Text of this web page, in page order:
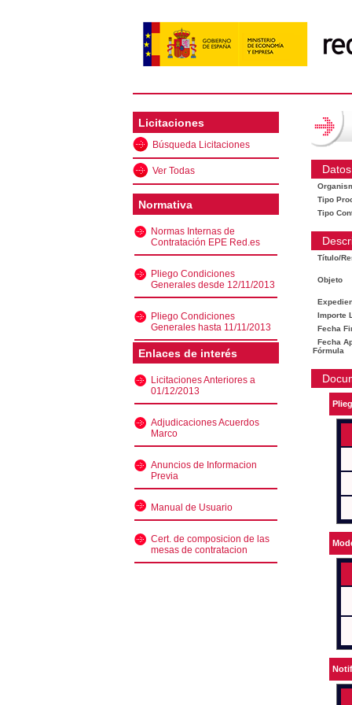
Licitaciones
Búsqueda Licitaciones
Ver Todas
Normativa
Normas Internas de
Contratación EPE Red.es
Pliego Condiciones
Generales desde 12/11/2013
Pliego Condiciones
Generales hasta 11/11/2013
Enlaces de interés
Licitaciones Anteriores a
01/12/2013
Adjudicaciones Acuerdos
Marco
Anuncios de Informacion
Previa
Manual de Usuario
Cert. de composicion de las
mesas de contratacion
Tipo
Tipo
Título/
Objeto
Importe
Fecha
Fecha
Fórmula